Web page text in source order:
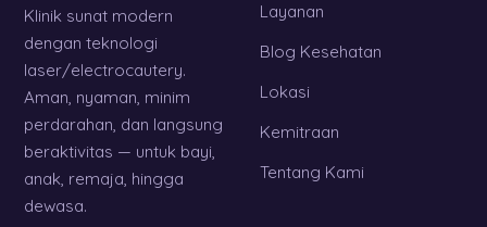
Klinik sunat modern
dengan teknologi
laser/electrocautery.
Aman, nyaman, minim
perdarahan, dan langsung
beraktivitas — untuk bayi,
anak, remaja, hingga
dewasa.
Layanan
Blog Kesehatan
Lokasi
Kemitraan
Tentang Kami